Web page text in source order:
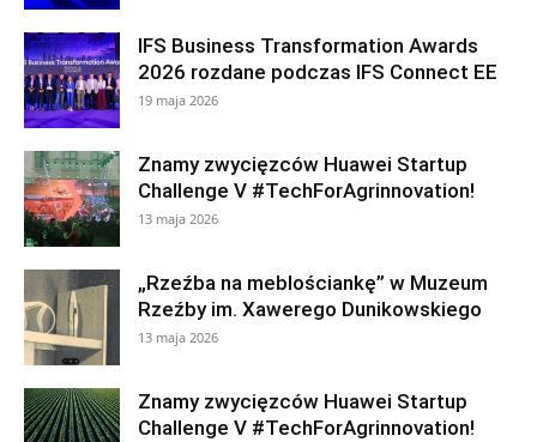
IFS Business Transformation Awards
2026 rozdane podczas IFS Connect EE
19 maja 2026
Znamy zwycięzców Huawei Startup
Challenge V #TechForAgrinnovation!
13 maja 2026
„Rzeźba na meblościankę” w Muzeum
Rzeźby im. Xawerego Dunikowskiego
13 maja 2026
Znamy zwycięzców Huawei Startup
Challenge V #TechForAgrinnovation!